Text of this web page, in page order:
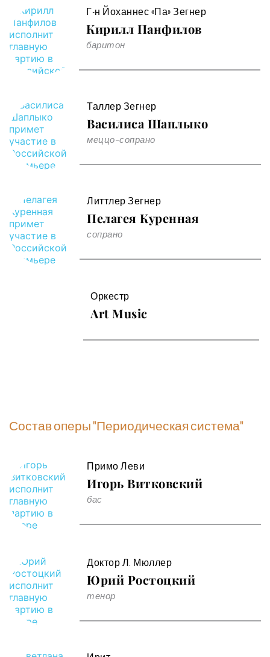
Г-н Йоханнес «Па» Зегнер
Кирилл Панфилов
баритон
Таллер Зегнер
Василиса Шаплыко
меццо-сопрано
Литтлер Зегнер
Пелагея Куренная
сопрано
Оркестр
Art Music
Состав оперы "Периодическая система"
Примо Леви
Игорь Витковский
бас
Доктор Л. Мюллер
Юрий Ростоцкий
тенор